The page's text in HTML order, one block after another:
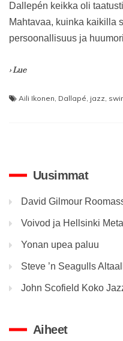
Dallepén keikka oli
Mahtavaa, kuinka kaikilla
persoonallisuus ja
› Lue
Aili Ikonen, Dallapé, jazz,
Uusimmat
David Gilmour
Voivod ja Hellsinki
Yonan upea paluu
Steve ’n Seagulls
John Scofield Koko
Aiheet